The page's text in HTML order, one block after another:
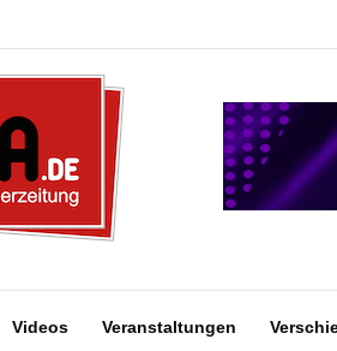
Videos Veranstaltungen